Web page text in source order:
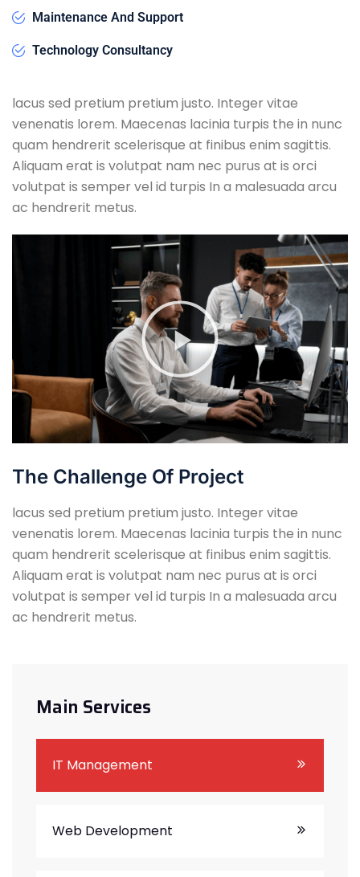
Maintenance And Support
Technology Consultancy
lacus sed pretium pretium justo. Integer vitae
venenatis lorem. Maecenas lacinia turpis the in nunc
quam hendrerit scelerisque at finibus enim sagittis.
Aliquam erat is volutpat nam nec purus at is orci
volutpat is semper vel id turpis In a malesuada arcu
ac hendrerit metus.
The Challenge Of Project
lacus sed pretium pretium justo. Integer vitae
venenatis lorem. Maecenas lacinia turpis the in nunc
quam hendrerit scelerisque at finibus enim sagittis.
Aliquam erat is volutpat nam nec purus at is orci
volutpat is semper vel id turpis In a malesuada arcu
ac hendrerit metus.
Main Services
IT Management
Web Development